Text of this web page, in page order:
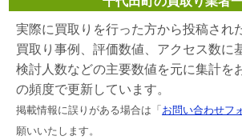
実際に買取りを行った方から投稿され
買取り事例、評価数値、アクセス数に
検討人数などの主要数値を元に集計を
の頻度で更新しています。
掲載情報に誤りがある場合は「 お問い合わせフ
願いいたします。